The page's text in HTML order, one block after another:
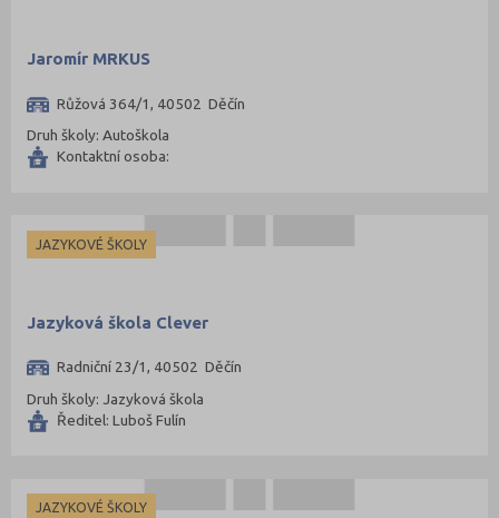
Jaromír MRKUS
Růžová 364/1, 40502 Děčín
Druh školy: Autoškola
Kontaktní osoba:
JAZYKOVÉ ŠKOLY
Jazyková škola Clever
Radniční 23/1, 40502 Děčín
Druh školy: Jazyková škola
Ředitel: Luboš Fulín
JAZYKOVÉ ŠKOLY